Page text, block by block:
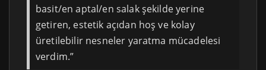
basit/en aptal/en salak şekilde yerine
getiren, estetik açıdan hoş ve kolay
üretilebilir nesneler yaratma mücadelesi
verdim.”